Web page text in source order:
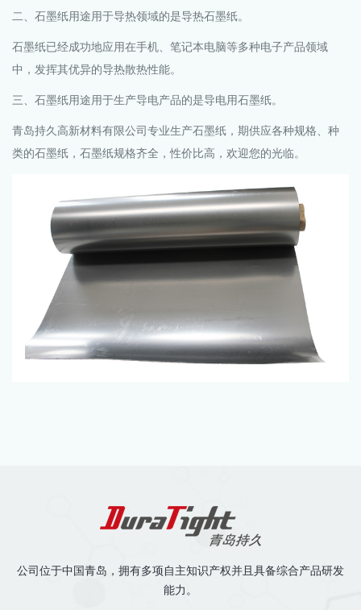
二、石墨纸用途用于导热领域的是导热石墨纸。
石墨纸已经成功地应用在手机、笔记本电脑等多种电子产品领域
中，发挥其优异的导热散热性能。
三、石墨纸用途用于生产导电产品的是导电用石墨纸。
青岛持久高新材料有限公司专业生产石墨纸，期供应各种规格、种
类的石墨纸，石墨纸规格齐全，性价比高，欢迎您的光临。
公司位于中国青岛，拥有多项自主知识产权并且具备综合产品研发
能力。